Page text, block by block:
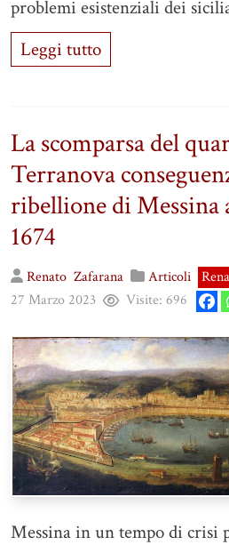
problemi esistenziali dei
Leggi tutto
La scomparsa del
Terranova
ribellione di Messina
1674
Renato Zafarana Articoli
27 Marzo 2023
Visite: 696
Messina in un tempo di crisi